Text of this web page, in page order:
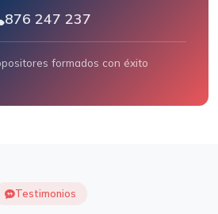
876 247 237
formados con éxito
Testimonios